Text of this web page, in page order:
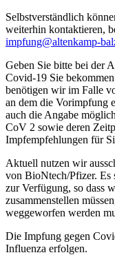
Selbstverständlich
weiterhin kontaktieren,
impfung@altenkamp-
Geben Sie bitte bei der
Covid-19 Sie
benötigen wir im Falle
an dem die Vorimpfung
auch die Angabe
CoV 2 sowie deren
Impfempfehlungen für
Aktuell nutzen wir
von BioNtech/Pfizer. Es
zur Verfügung, so dass
zusammenstellen
weggeworfen werden
Die Impfung gegen
Influenza erfolgen.